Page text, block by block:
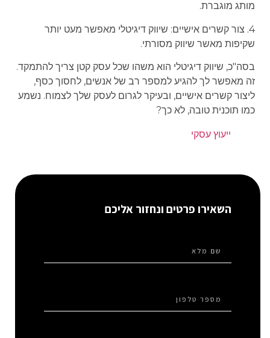
מותג מוגברת.
4. צור קשרים אישיים: שיווק דיגיטלי מאפשר מעט יותר
שקיפות מאשר שיווק מסורתי.
בסה"כ, שיווק דיגיטלי הוא משהו שכל עסק קטן צריך להתמקד.
זה מאפשר לך להגיע למספר רב של אנשים, לחסוך כסף,
ליצור קשרים אישיים, ובעיקר לגרום לעסק שלך לצמוח. נשמע
כמו תוכנית טובה, לא כך?
ייעוץ עסקי
השאירו פרטים ונחזור אליכם